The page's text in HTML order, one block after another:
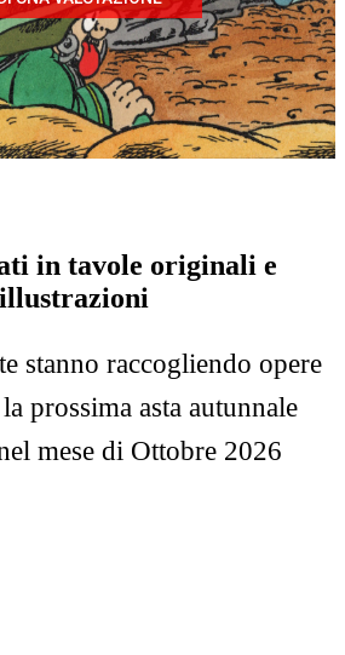
in tavole originali e
illustrazioni
stanno raccogliendo opere
prossima asta autunnale
mese di Ottobre 2026